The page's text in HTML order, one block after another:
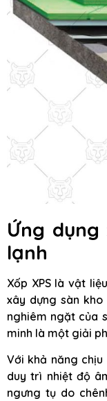
Ứng
lạnh
Xốp XPS là vật
xây dựng sàn
nghiêm ngặt của
minh là một giải
Với khả năng chịu
duy trì nhiệt độ
ngưng tụ do